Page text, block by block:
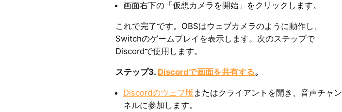
画面右下の「仮想カメラを開始」をクリックします。
これで完了です。OBSはウェブカメラのように動作し、
Switchのゲームプレイを表示します。次のステップで
Discordで使用します。
ステップ3. Discordで画面を共有する。
Discordのウェブ版 またはクライアントを開き、音声チャン
ネルに参加します。